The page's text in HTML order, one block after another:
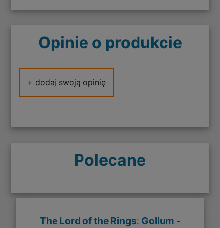
Opinie o produkcie
+ dodaj swoją opinię
Polecane
The Lord of the Rings: Gollum -